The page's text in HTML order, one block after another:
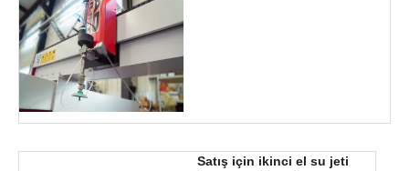
Satış için ikinci el su jeti